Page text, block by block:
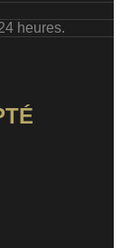
heures.